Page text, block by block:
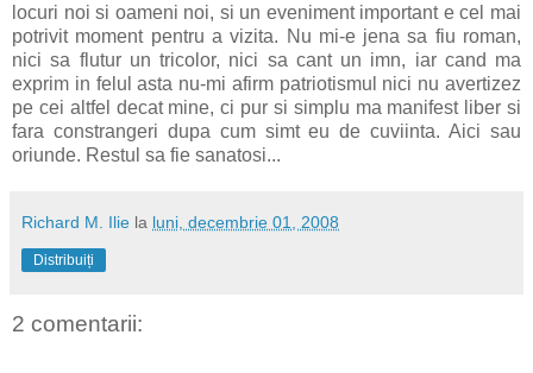
locuri noi si oameni noi, si un eveniment important e cel mai
potrivit moment pentru a vizita. Nu mi-e jena sa fiu roman,
nici sa flutur un tricolor, nici sa cant un imn, iar cand ma
exprim in felul asta nu-mi afirm patriotismul nici nu avertizez
pe cei altfel decat mine, ci pur si simplu ma manifest liber si
fara constrangeri dupa cum simt eu de cuviinta. Aici sau
oriunde. Restul sa fie sanatosi...
Richard M. Ilie la luni, decembrie 01, 2008
Distribuiți
2 comentarii: